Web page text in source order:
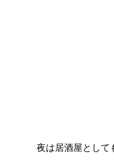
夜は居酒屋として